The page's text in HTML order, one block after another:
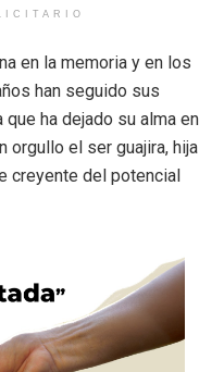
en la memoria y en los
han seguido sus
ha dejado su alma en
orgullo el ser guajira, hija
creyente del potencial